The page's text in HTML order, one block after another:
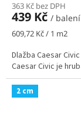
363 Kč bez DPH
439 Kč / balení
Měrná
609,72 Kč / 1 m2
Dlažba Caesar
Caesar Civic je
2 cm